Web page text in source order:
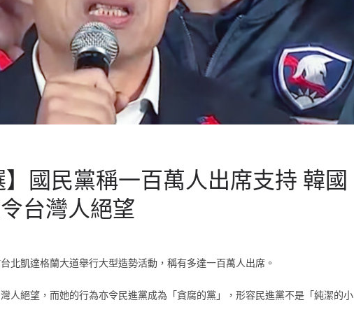
】國民黨稱一百萬人出席支持 韓國
台灣人絕望
北凱達格蘭大道舉行大型造勢活動，稱有多達一百萬人出席。
人絕望，而她的行為亦令民進黨成為「貪腐的黨」，形容民進黨不是「純潔的小